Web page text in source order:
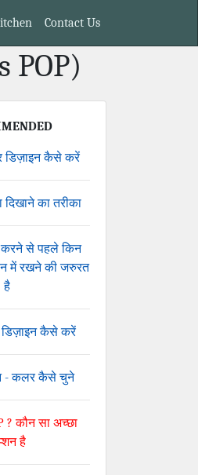
Contact Us
POP)
डिज़ाइन कैसे करें
का तरीका
करने से पहले किन
में रखने की जरुरत
है
कैसे करें
- कलर कैसे चुने
? कौन सा अच्छा
है